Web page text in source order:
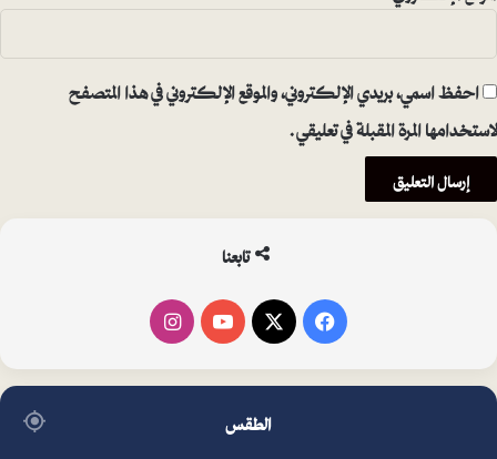
احفظ اسمي، بريدي الإلكتروني، والموقع الإلكتروني في هذا المتصفح
لاستخدامها المرة المقبلة في تعليقي.
تابعنا
فيسبوك ‫X
‫YouTubeانستقرام
الطقس